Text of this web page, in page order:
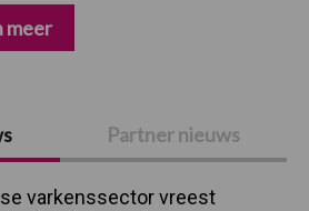
Partner nieuws
varkenssector vreest
meer